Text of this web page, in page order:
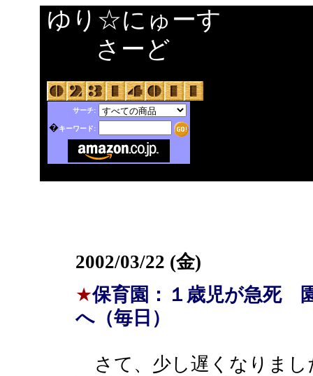
ゆり☆にゅーす
さーど
サーチ:
�キーワード:
2002/03/22 (金)
★保育園：１歳児が急死
へ（毎日）
さて、少し遅くなりまし